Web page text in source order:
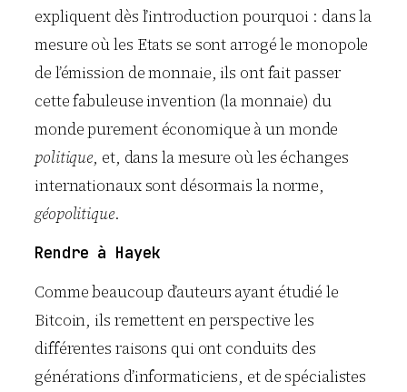
expliquent dès l’introduction pourquoi : dans la
mesure où les Etats se sont arrogé le monopole
de l’émission de monnaie, ils ont fait passer
cette fabuleuse invention (la monnaie) du
monde purement économique à un monde
politique, et, dans la mesure où les échanges
internationaux sont désormais la norme,
géopolitique.
Rendre à Hayek
Comme beaucoup d’auteurs ayant étudié le
Bitcoin, ils remettent en perspective les
différentes raisons qui ont conduits des
générations d’informaticiens, et de spécialistes